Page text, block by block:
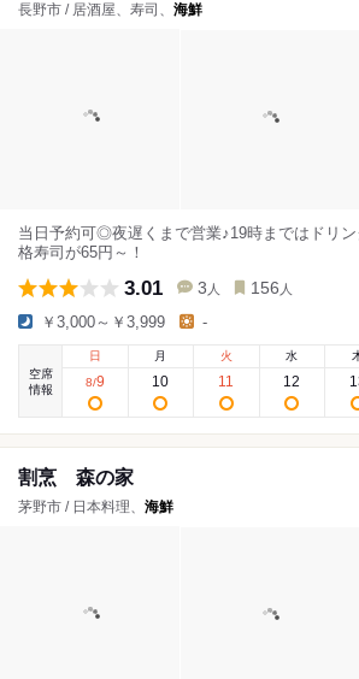
長野市 / 居酒屋、寿司、 海鮮
当日予約可◎夜遅くまで営業♪19時まではドリ
格寿司が65円～！
3.01 3 人 156 人
￥3,000～￥3,999 -
空席
情報
日
8/9
月
10
火
11
水
12
割烹 森の家
茅野市 / 日本料理、 海鮮